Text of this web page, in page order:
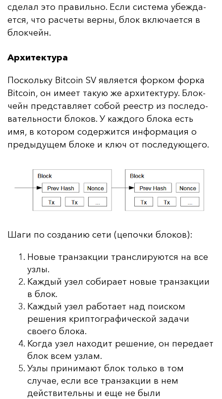
сде­лал это пра­виль­но. Ес­ли сис­те­ма убеж­да­
ет­ся, что рас­че­ты вер­ны, блок вклю­ча­ет­ся в
блок­чейн.
Архитектура
Пос­коль­ку Bitcoin SV яв­ля­ет­ся фор­ком фор­ка
Bitcoin, он име­ет та­кую же ар­хи­тек­ту­ру. Блок­
чейн пред­став­ля­ет со­бой ре­естр из пос­ле­до­
ва­тель­нос­ти бло­ков. У каж­до­го бло­ка есть
имя, в ко­то­ром со­дер­жит­ся ин­фор­ма­ция о
пре­ды­ду­щем бло­ке и ключ от пос­ле­ду­юще­го.
Ша­ги по соз­да­нию се­ти (це­поч­ки бло­ков):
Новые транзакции транслируются на все
узлы.
Каждый узел собирает новые транзакции
в блок.
Каждый узел работает над поиском
решения криптографической задачи
своего блока.
Когда узел находит решение, он передает
блок всем узлам.
Узлы принимают блок только в том
случае, если все транзакции в нем
действительны и еще не были